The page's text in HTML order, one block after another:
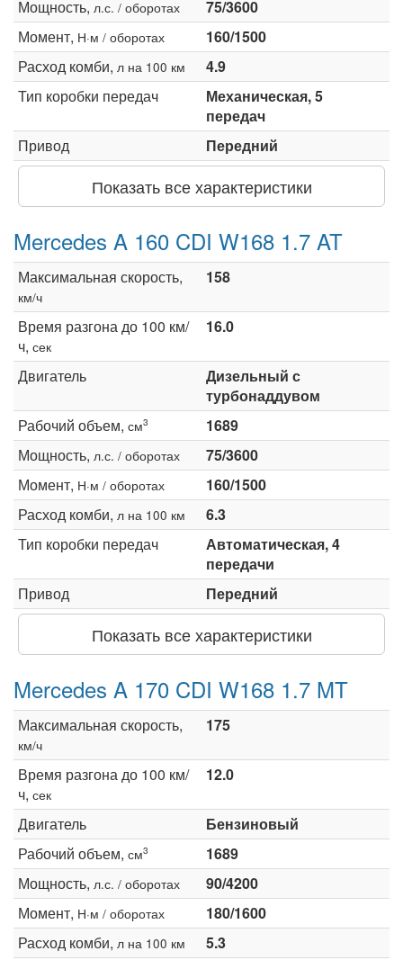
Мощность, л.с. / оборотах
75/3600
Момент, Н·м / оборотах
160/1500
Расход комби, л на 100 км
4.9
Тип коробки передач
Механическая, 5
передач
Привод
Передний
Показать все характеристики
Mercedes A 160 CDI W168 1.7 AT
Максимальная скорость,
км/ч
158
Время разгона до 100 км/
ч, сек
16.0
Двигатель
Дизельный с
турбонаддувом
Рабочий объем, см3
1689
Мощность, л.с. / оборотах
75/3600
Момент, Н·м / оборотах
160/1500
Расход комби, л на 100 км
6.3
Тип коробки передач
Автоматическая, 4
передачи
Привод
Передний
Показать все характеристики
Mercedes A 170 CDI W168 1.7 MT
Максимальная скорость,
км/ч
175
Время разгона до 100 км/
ч, сек
12.0
Двигатель
Бензиновый
Рабочий объем, см3
1689
Мощность, л.с. / оборотах
90/4200
Момент, Н·м / оборотах
180/1600
Расход комби, л на 100 км
5.3